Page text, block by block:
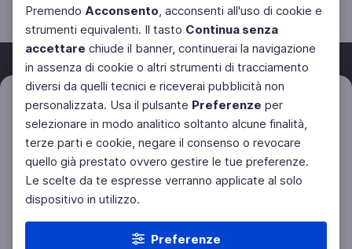
Premendo Acconsento, acconsenti all'uso di cookie e
strumenti equivalenti. Il tasto Continua senza
accettare chiude il banner, continuerai la navigazione
in assenza di cookie o altri strumenti di tracciamento
diversi da quelli tecnici e riceverai pubblicità non
personalizzata. Usa il pulsante Preferenze per
selezionare in modo analitico soltanto alcune finalità,
terze parti e cookie, negare il consenso o revocare
quello già prestato ovvero gestire le tue preferenze.
Le scelte da te espresse verranno applicate al solo
dispositivo in utilizzo.
Preferenze
Filtri Azzera
Facebook Twitter Instagram